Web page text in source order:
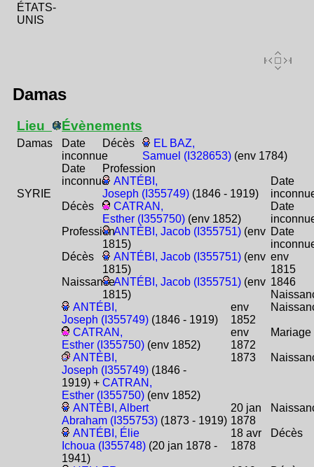
ÉTATS-
UNIS
Damas
Lieu
Damas
SYRIE
Évènements
Date
inconnue
Décès
EL BAZ,
Samuel (I328653) (env 1784)
Date
inconnue
Profession
ANTÉBI,
Joseph (I355749)(1846 - 1919)
Date
Décès
CATRAN,
Esther (I355750)(env 1852)
Date
ProfessionANTÉBI, Jacob (I355751)(env
1815)
Date
Décès
ANTÉBI, Jacob (I355751)(env
1815)
env
1815
NaissanceANTÉBI, Jacob (I355751)(env
1815)
1846
ANTÉBI,
Joseph (I355749) (1846 - 1919)
env
1852
CATRAN,
Esther (I355750) (env 1852)
env
1872
Mariage
ANTÉBI,
Joseph (I355749) (1846 -
1919) +CATRAN,
Esther (I355750) (env 1852)
1873
ANTÉBI, Albert
Abraham (I355753) (1873 - 1919)
20 jan
1878
ANTÉBI, Élie
Ichoua (I355748) (20 jan 1878 -
1941)
18 avr
1878
Décès